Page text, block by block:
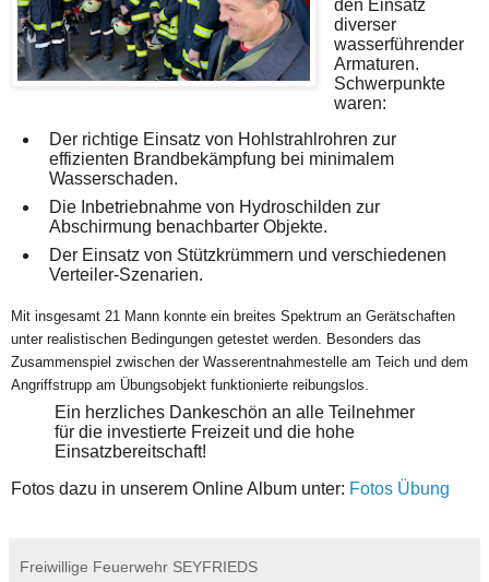
den Einsatz
diverser
wasserführender
Armaturen.
Schwerpunkte
waren:
Der richtige Einsatz von Hohlstrahlrohren zur
effizienten Brandbekämpfung bei minimalem
Wasserschaden.
Die Inbetriebnahme von Hydroschilden zur
Abschirmung benachbarter Objekte.
Der Einsatz von Stützkrümmern und verschiedenen
Verteiler-Szenarien.
Mit insgesamt 21 Mann konnte ein breites Spektrum an Gerätschaften
unter realistischen Bedingungen getestet werden. Besonders das
Zusammenspiel zwischen der Wasserentnahmestelle am Teich und dem
Angriffstrupp am Übungsobjekt funktionierte reibungslos.
Ein herzliches Dankeschön an alle Teilnehmer
für die investierte Freizeit und die hohe
Einsatzbereitschaft!
Fotos dazu in unserem Online Album unter: Fotos Übung
Freiwillige Feuerwehr SEYFRIEDS